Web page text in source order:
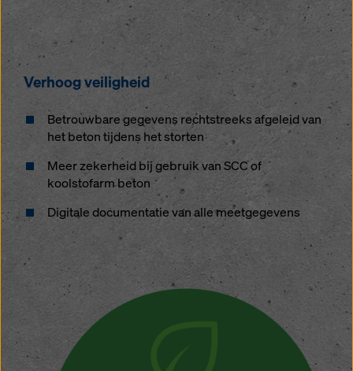
Verhoog veiligheid
Betrouwbare gegevens rechtstreeks afgeleid van
het beton tijdens het storten
Meer zekerheid bij gebruik van SCC of
koolstofarm beton
Digitale documentatie van alle meetgegevens